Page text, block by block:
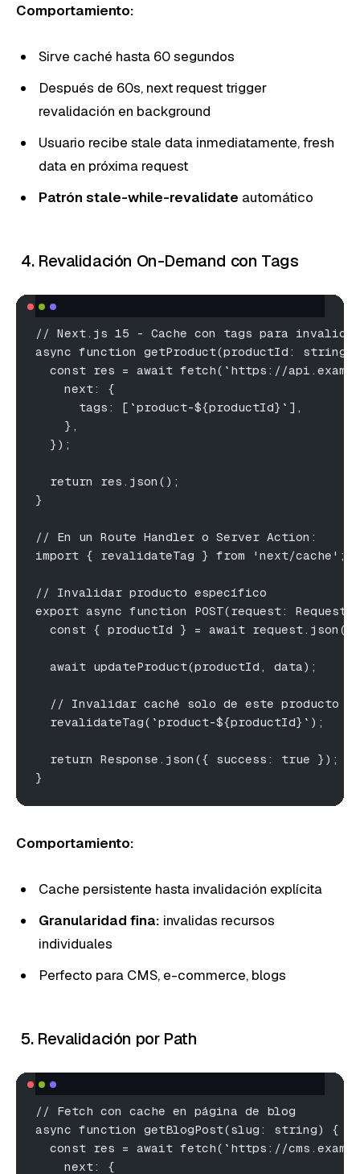
Comportamiento:
Sirve caché hasta 60 segundos
Después de 60s, next request trigger
revalidación en background
Usuario recibe stale data inmediatamente, fresh
data en próxima request
Patrón stale-while-revalidate automático
4. Revalidación On-Demand con Tags
// Next.js 15 - Cache con tags para
async function getProduct(productId:
const res = await fetch(`https://
    next: {
      tags: [`product-${productId}`],
    },
  });
  return res.json();
}
// En un Route Handler o Server Action:
import { revalidateTag } from 'next/cache';
// Invalidar producto específico
export async function POST(request:
  const { productId } = await request.json();
  await updateProduct(productId, data);
  // Invalidar caché solo de este producto
  revalidateTag(`product-${productId}`);
  return Response.json({ success: true });
}
Comportamiento:
Cache persistente hasta invalidación explícita
Granularidad fina: invalidas recursos
individuales
Perfecto para CMS, e-commerce, blogs
5. Revalidación por Path
// Fetch con cache en página de blog
async function getBlogPost(slug: string) {
const res = await fetch(`https://
    next: {